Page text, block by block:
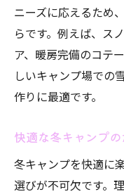
ニーズに応えるため
らです。例えば、ス
ア、暖房完備のコテ
しいキャンプ場での
作りに最適です。
快適な冬キャンプ
冬キャンプを快適に
選びが不可欠です。